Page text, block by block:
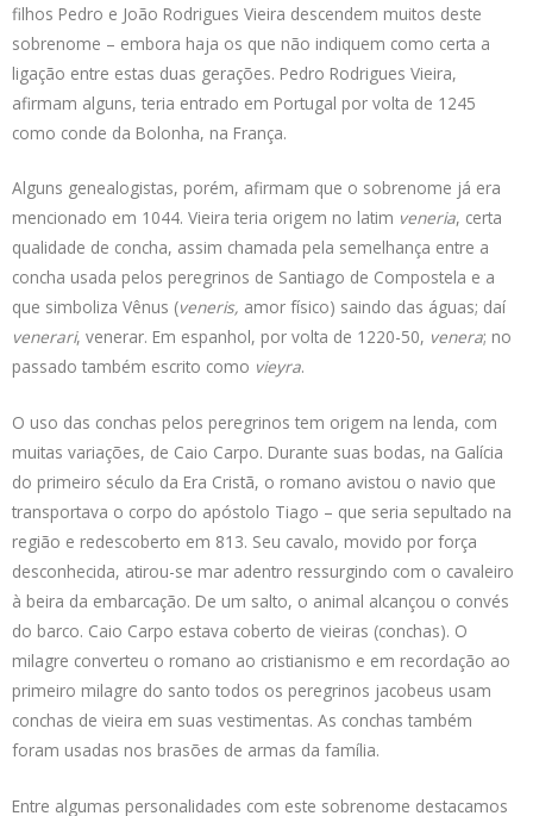
filhos Pedro e João Rodrigues Vieira descendem muitos deste
sobrenome – embora haja os que não indiquem como certa a
ligação entre estas duas gerações. Pedro Rodrigues Vieira,
afirmam alguns, teria entrado em Portugal por volta de 1245
como conde da Bolonha, na França.
Alguns genealogistas, porém, afirmam que o sobrenome já era
mencionado em 1044. Vieira teria origem no latim veneria, certa
qualidade de concha, assim chamada pela semelhança entre a
concha usada pelos peregrinos de Santiago de Compostela e a
que simboliza Vênus (veneris, amor físico) saindo das águas; daí
venerari, venerar. Em espanhol, por volta de 1220-50, venera; no
passado também escrito como vieyra.
O uso das conchas pelos peregrinos tem origem na lenda, com
muitas variações, de Caio Carpo. Durante suas bodas, na Galícia
do primeiro século da Era Cristã, o romano avistou o navio que
transportava o corpo do apóstolo Tiago – que seria sepultado na
região e redescoberto em 813. Seu cavalo, movido por força
desconhecida, atirou-se mar adentro ressurgindo com o cavaleiro
à beira da embarcação. De um salto, o animal alcançou o convés
do barco. Caio Carpo estava coberto de vieiras (conchas). O
milagre converteu o romano ao cristianismo e em recordação ao
primeiro milagre do santo todos os peregrinos jacobeus usam
conchas de vieira em suas vestimentas. As conchas também
foram usadas nos brasões de armas da família.
Entre algumas personalidades com este sobrenome destacamos